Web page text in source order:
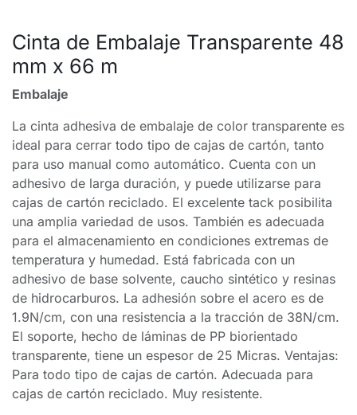
Cinta de Embalaje Transparente 48
mm x 66 m
Embalaje
La cinta adhesiva de embalaje de color transparente es
ideal para cerrar todo tipo de cajas de cartón, tanto
para uso manual como automático. Cuenta con un
adhesivo de larga duración, y puede utilizarse para
cajas de cartón reciclado. El excelente tack posibilita
una amplia variedad de usos. También es adecuada
para el almacenamiento en condiciones extremas de
temperatura y humedad. Está fabricada con un
adhesivo de base solvente, caucho sintético y resinas
de hidrocarburos. La adhesión sobre el acero es de
1.9N/cm, con una resistencia a la tracción de 38N/cm.
El soporte, hecho de láminas de PP biorientado
transparente, tiene un espesor de 25 Micras. Ventajas:
Para todo tipo de cajas de cartón. Adecuada para
cajas de cartón reciclado. Muy resistente.